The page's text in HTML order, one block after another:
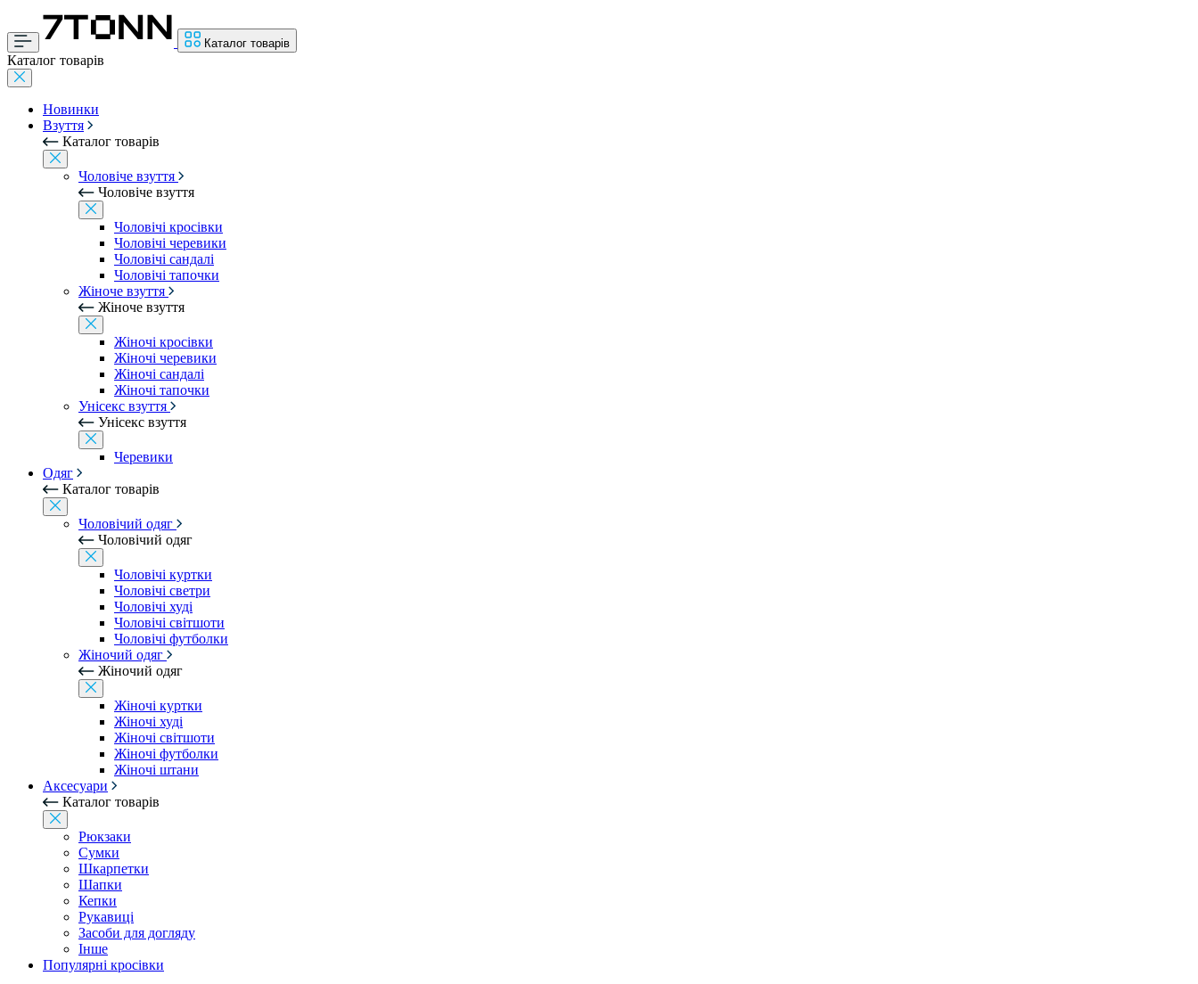
Каталог товарів
Каталог товарів
Новинки
Взуття
Каталог товарів
Чоловіче взуття
Чоловіче взуття
Чоловічі кросівки
Чоловічі черевики
Чоловічі сандалі
Чоловічі тапочки
Жіноче взуття
Жіноче взуття
Жіночі кросівки
Жіночі черевики
Жіночі сандалі
Жіночі тапочки
Унісекс взуття
Унісекс взуття
Черевики
Одяг
Каталог товарів
Чоловічий одяг
Чоловічий одяг
Чоловічі куртки
Чоловічі светри
Чоловічі худі
Чоловічі світшоти
Чоловічі футболки
Жіночий одяг
Жіночий одяг
Жіночі куртки
Жіночі худі
Жіночі світшоти
Жіночі футболки
Жіночі штани
Аксесуари
Каталог товарів
Рюкзаки
Сумки
Шкарпетки
Шапки
Кепки
Рукавиці
Засоби для догляду
Інше
Популярні кросівки